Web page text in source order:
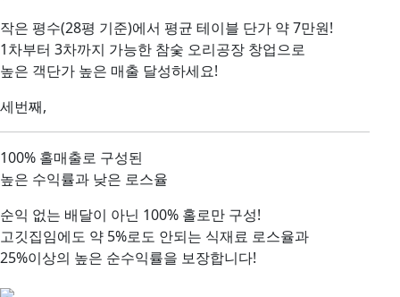
작은 평수(28평 기준)에서 평균 테이블 단가 약 7만원!
1차부터 3차까지 가능한 참숯 오리공장 창업으로
높은 객단가 높은 매출 달성하세요!
세번째,
100% 홀매출로 구성된
높은 수익률과 낮은 로스율
순익 없는 배달이 아닌 100% 홀로만 구성!
고깃집임에도 약 5%로도 안되는 식재료 로스율과
25%이상의 높은 순수익률을 보장합니다!